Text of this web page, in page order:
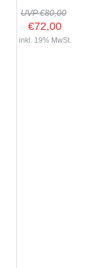
UVP €80,00
€72,00
inkl. 19% MwSt.